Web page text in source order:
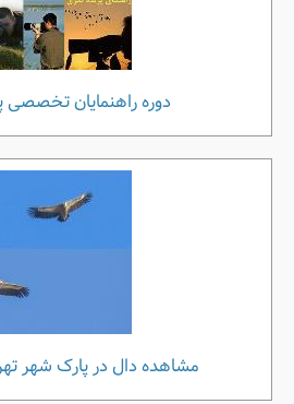
دوره راهنمایان تخصصی
مشاهده دال در پارک شهر تهران 95/